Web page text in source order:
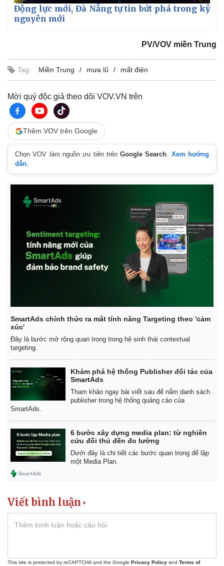
Động lực mới, Đà Nẵng tự tin bứt phá trong kỷ
nguyên mới
PV/VOV miền Trung
Tag: Miền Trung mưa lũ mất điện
Mời quý độc giả theo dõi VOV.VN trên
Thêm VOV trên Google
Chọn VOV làm nguồn ưu tiên trênGoogle Search. Xem hướng
dẫn.
SmartAds chính thức ra mắt tính năng Targeting theo 'cảm
xúc'
Đây là bước mở rộng quan trọng trong hệ sinh thái contextual
targeting.
Khám phá hệ thống Publisher đối tác của
SmartAds
Tham khảo ngay bài viết sau để nắm danh sách
publisher trong hệ thống quảng cáo của
SmartAds.
6 bước xây dựng media plan: từ nghiên
cứu đối thủ đến đo lường
Dưới đây là chi tiết các bước quan trọng để lập
một Media Plan.
Viết bình luận
This site is protected by reCAPTCHA and the Google Privacy Policy and Terms of